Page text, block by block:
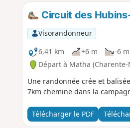
Circuit des
Visorandonneur
6,41 km
+6 m -6 m
Départ à Matha
Une randonnée crée et
7km chemine dans la
Télécharger le PDF